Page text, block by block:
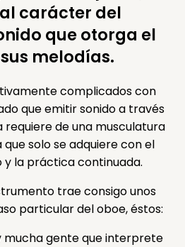
carácter del
que otorga el
melodías.
complicados con
que emitir sonido a través
de una musculatura
solo se adquiere con el
y la práctica continuada.
trae consigo unos
particular del oboe, éstos:
mucha gente que interprete